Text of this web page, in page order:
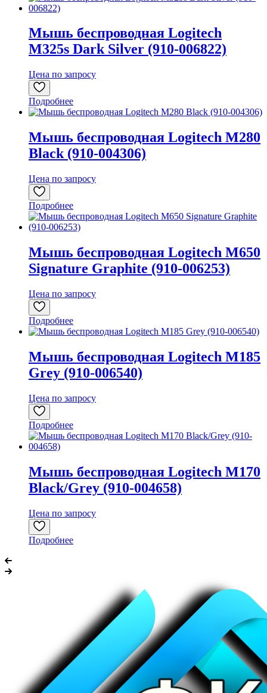
Мышь беспроводная Logitech
M325s Dark Silver (910-006822)
Цена по запросу
Подробнее
Мышь беспроводная Logitech M280
Black (910-004306)
Цена по запросу
Подробнее
Мышь беспроводная Logitech M650
Signature Graphite (910-006253)
Цена по запросу
Подробнее
Мышь беспроводная Logitech M185
Grey (910-006540)
Цена по запросу
Подробнее
Мышь беспроводная Logitech M170
Black/Grey (910-004658)
Цена по запросу
Подробнее